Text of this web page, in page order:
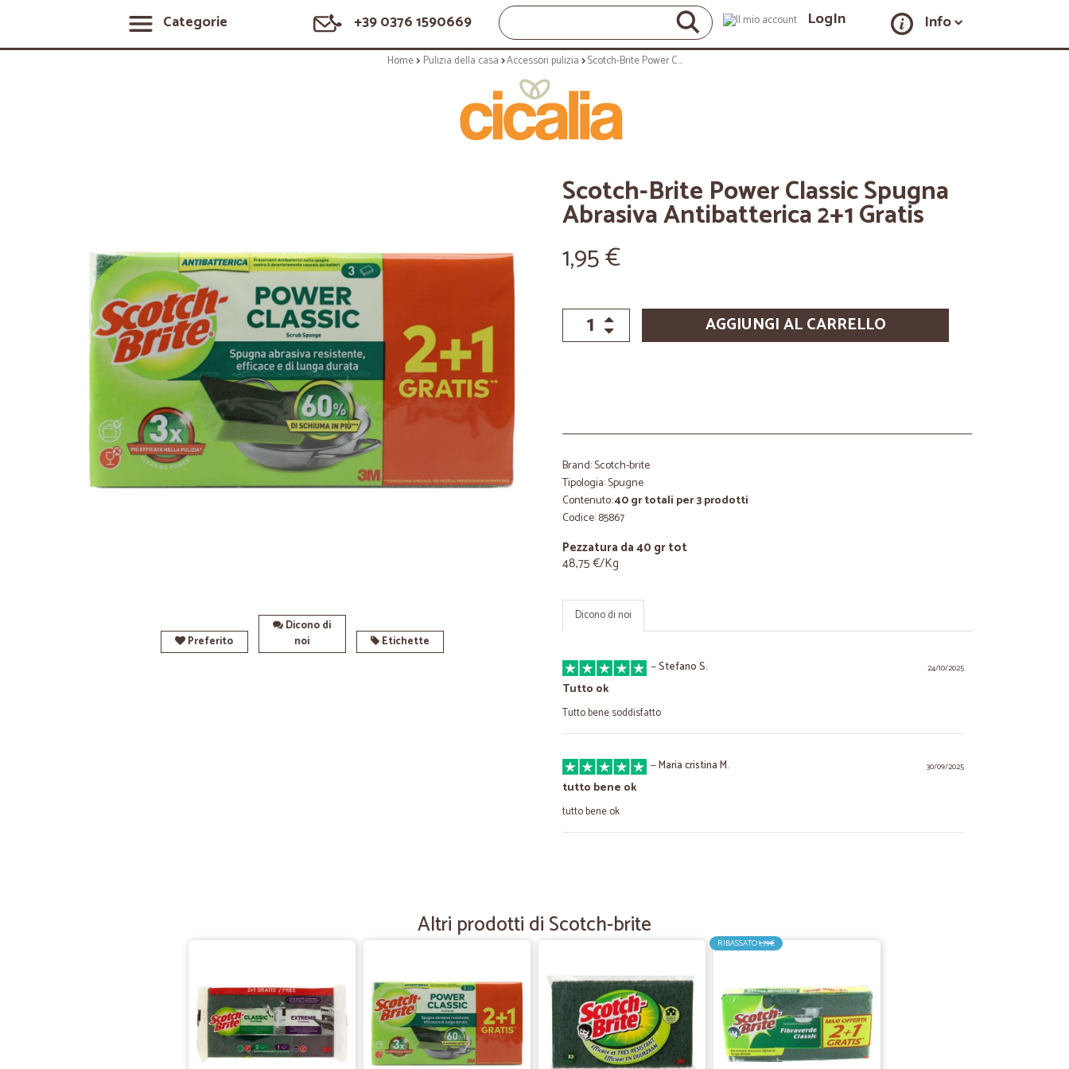
Categorie +39 0376 1590669 LogIn Info
Home Pulizia della casa Accessori pulizia Scotch-Brite Power Classic Spugna Abrasiva Antibatterica 2+1 Gratis
Preferito
Dicono di
noi
Etichette
Scotch-Brite Power Classic Spugna
Abrasiva Antibatterica 2+1 Gratis
1,95 €
AGGIUNGI AL CARRELLO
Brand: Scotch-brite
Tipologia: Spugne
Contenuto:40 gr totali per 3 prodotti
Codice: 85867
Pezzatura da 40 gr tot
48,75 €/Kg
Dicono di noi
24/10/2025
—Stefano S.
Tutto ok
Tutto bene soddisfatto
30/09/2025
—Maria cristina M.
tutto bene ok
tutto bene ok
Soddisfatta
Spedizione rapida, imballo adeguato senza eccessi di materiale. Ho acquistato per la prima
volta, direi soddisfatta.
Altri prodotti di Scotch-brite
RIBASSATO1,79€